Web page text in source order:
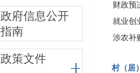
政府信息公开
指南
政策文件
财政预
就业创
涉农补
村（居